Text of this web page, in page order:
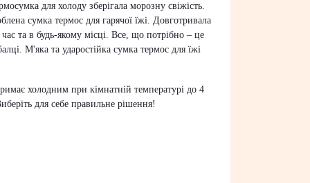
для холоду зберігала морозну свіжість.
сумка термос для гарячої їжі. Довготривала
та в будь-якому місці. Все, що потрібно – це
М'яка та ударостійка сумка термос для їжі
холодним при кімнатній температурі до 4
для себе правильне рішення!